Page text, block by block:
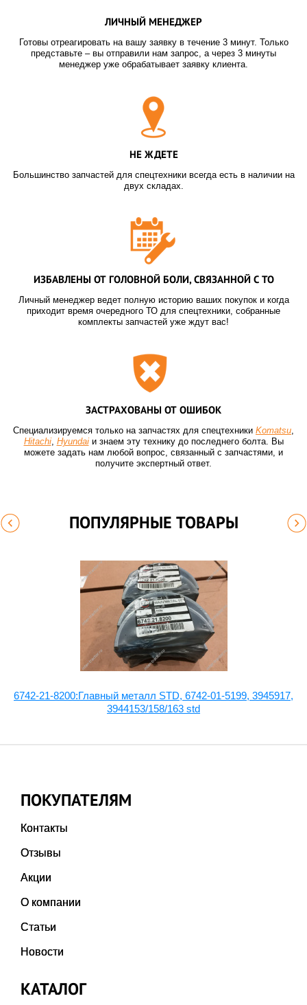
ЛИЧНЫЙ МЕНЕДЖЕР
Готовы отреагировать на вашу заявку в течение 3 минут. Только
представьте – вы отправили нам запрос, а через 3 минуты
менеджер уже обрабатывает заявку клиента.
НЕ ЖДЕТЕ
Большинство запчастей для спецтехники всегда есть в наличии на
двух складах.
ИЗБАВЛЕНЫ ОТ ГОЛОВНОЙ БОЛИ, СВЯЗАННОЙ С ТО
Личный менеджер ведет полную историю ваших покупок и когда
приходит время очередного ТО для спецтехники, собранные
комплекты запчастей уже ждут вас!
ЗАСТРАХОВАНЫ ОТ ОШИБОК
Специализируемся только на запчастях для спецтехники Komatsu,
Hitachi, Hyundaiи знаем эту технику до последнего болта. Вы
можете задать нам любой вопрос, связанный с запчастями, и
получите экспертный ответ.
ПОПУЛЯРНЫЕ ТОВАРЫ
6742-21-8200:Главный металл STD, 6742-01-5199, 3945917,
3944153/158/163 std
ПОКУПАТЕЛЯМ
Контакты
Отзывы
Акции
О компании
Статьи
Новости
КАТАЛОГ